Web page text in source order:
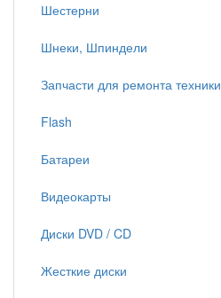
Шестерни
Шнеки, Шпиндели
Запчасти для ремонта техники
Flash
Батареи
Видеокарты
Диски DVD / CD
Жесткие диски